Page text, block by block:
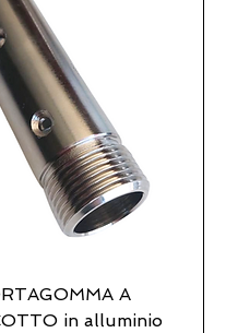
A
in alluminio